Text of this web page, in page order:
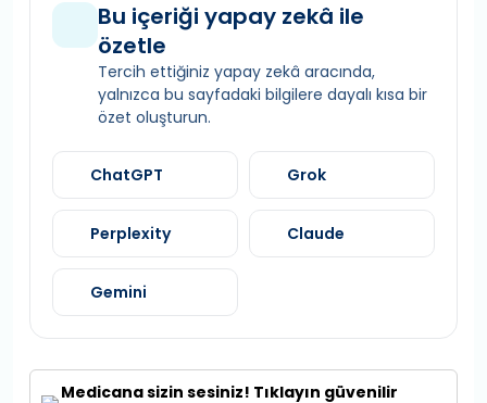
Bu içeriği yapay zekâ ile
özetle
Tercih ettiğiniz yapay zekâ aracında,
yalnızca bu sayfadaki bilgilere dayalı kısa bir
özet oluşturun.
ChatGPT Grok
Perplexity Claude
Gemini
Medicana sizin sesiniz! Tıklayın güvenilir